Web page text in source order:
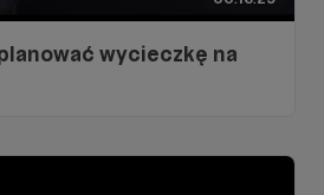
wycieczkę na